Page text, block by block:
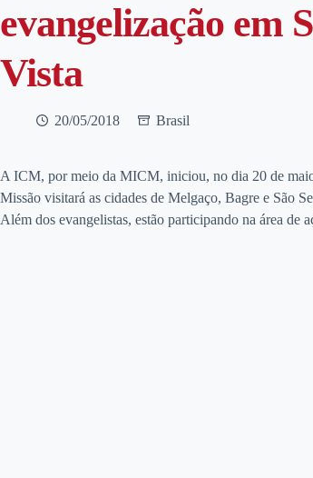
evangelização em
Vista
20/05/2018 Brasil
A ICM, por meio da MICM, iniciou, no dia 20 de maio
Missão visitará as cidades de Melgaço, Bagre e São
Além dos evangelistas, estão participando na área de